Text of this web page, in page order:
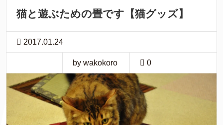
猫と遊ぶための畳です【猫グッズ】
2017.01.24
by wakokoro 0